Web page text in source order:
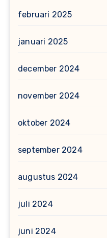
februari 2025
januari 2025
december 2024
november 2024
oktober 2024
september 2024
augustus 2024
juli 2024
juni 2024